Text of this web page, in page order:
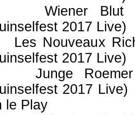
Blut
2017
Nouveaux
2017
Roemer
2017
le Play